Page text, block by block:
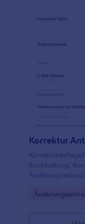
Korrektur
Buchhaltung,
eine schnelle
Go to Category: